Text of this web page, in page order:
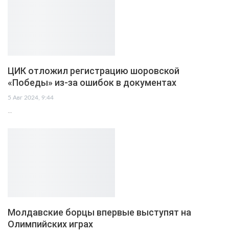
ЦИК отложил регистрацию шоровской
«Победы» из-за ошибок в документах
5 Авг 2024, 9:44
…
Молдавские борцы впервые выступят на
Олимпийских играх